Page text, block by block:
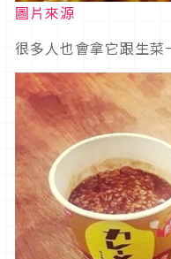
圖片來源
很多人也會拿它跟生菜